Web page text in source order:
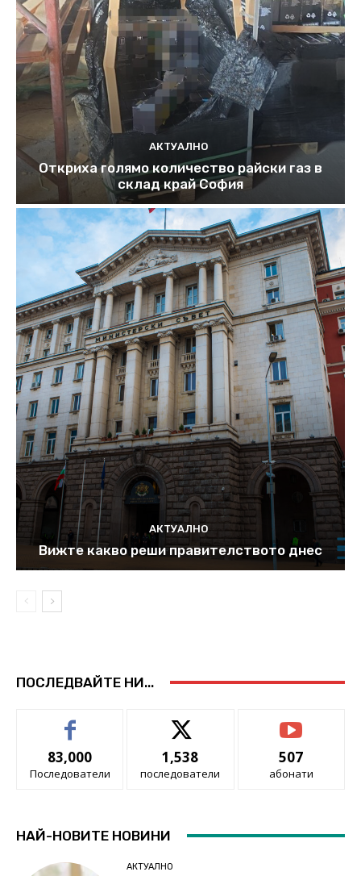
АКТУАЛНО
Откриха голямо количество райски газ в
склад край София
АКТУАЛНО
Вижте какво реши правителството днес
ПОСЛЕДВАЙТЕ НИ...
83,000
Последователи
1,538
последователи
507
абонати
НАЙ-НОВИТЕ НОВИНИ
АКТУАЛНО